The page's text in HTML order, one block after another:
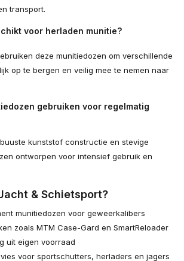
transport.
voor herladen munitie?
deze munitiedozen om verschillende
op te bergen en veilig mee te nemen naar
gebruiken voor regelmatig
kunststof constructie en stevige
ontworpen voor intensief gebruik en
& Schietsport?
munitiedozen voor geweerkalibers
zoals MTM Case-Gard en SmartReloader
uit eigen voorraad
voor sportschutters, herladers en jagers